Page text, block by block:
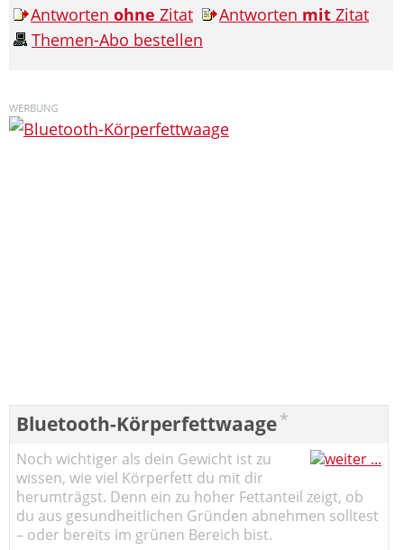
Antworten ohne Zitat Antworten mit Zitat
Themen-Abo bestellen
Bluetooth-Körperfettwaage*
Noch wichtiger als dein Gewicht ist zu
wissen, wie viel Körperfett du mit dir
herumträgst. Denn ein zu hoher Fettanteil zeigt, ob
du aus gesundheitlichen Gründen abnehmen solltest
– oder bereits im grünen Bereich bist.